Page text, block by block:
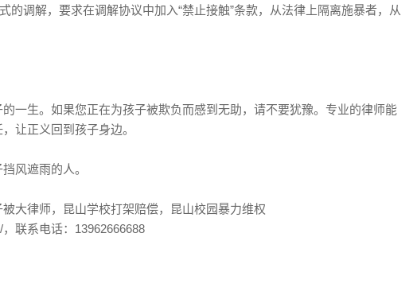
的调解，要求在调解协议中加入“禁止接触”条款，从法律上隔离施暴者，从
一生。如果您正在为孩子被欺负而感到无助，请不要犹豫。专业的律师能
让正义回到孩子身边。
风遮雨的人。
大律师，昆山学校打架赔偿，昆山校园暴力维权
联系电话：13962666688